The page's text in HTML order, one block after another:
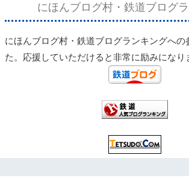
にほんブログ村・鉄道ブログ
にほんブログ村・鉄道ブログランキングへの
た。応援していただけると非常に励みになり